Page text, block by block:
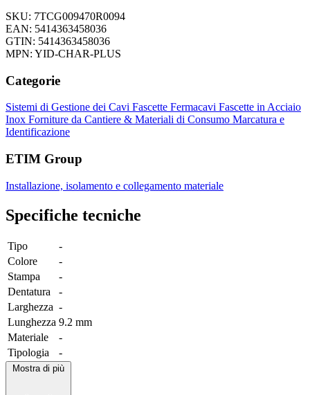
SKU: 7TCG009470R0094
EAN: 5414363458036
GTIN: 5414363458036
MPN: YID-CHAR-PLUS
Categorie
Sistemi di Gestione dei Cavi Fascette Fermacavi Fascette in Acciaio
Inox Forniture da Cantiere & Materiali di Consumo Marcatura e
Identificazione
ETIM Group
Installazione, isolamento e collegamento materiale
Specifiche tecniche
Tipo
-
Colore
-
Stampa
-
Dentatura
-
Larghezza -
Lunghezza 9.2 mm
Materiale
-
Tipologia
-
Mostra di più